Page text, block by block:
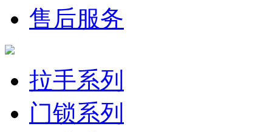
售后服务
拉手系列
门锁系列